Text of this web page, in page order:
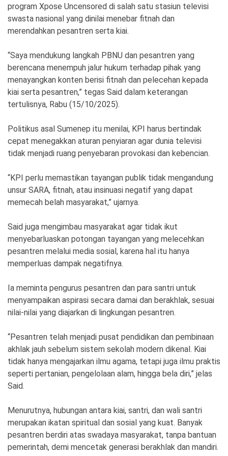
©
2026
News
Indonesia
Right
Reserve
program Xpose Uncensored di salah satu stasiun televisi
swasta nasional yang dinilai menebar fitnah dan
merendahkan pesantren serta kiai.
“Saya mendukung langkah PBNU dan pesantren yang
berencana menempuh jalur hukum terhadap pihak yang
menayangkan konten berisi fitnah dan pelecehan kepada
kiai serta pesantren,” tegas Said dalam keterangan
tertulisnya, Rabu (15/10/2025).
Politikus asal Sumenep itu menilai, KPI harus bertindak
cepat menegakkan aturan penyiaran agar dunia televisi
tidak menjadi ruang penyebaran provokasi dan kebencian.
“KPI perlu memastikan tayangan publik tidak mengandung
unsur SARA, fitnah, atau insinuasi negatif yang dapat
memecah belah masyarakat,” ujarnya.
Said juga mengimbau masyarakat agar tidak ikut
menyebarluaskan potongan tayangan yang melecehkan
pesantren melalui media sosial, karena hal itu hanya
memperluas dampak negatifnya.
Ia meminta pengurus pesantren dan para santri untuk
menyampaikan aspirasi secara damai dan berakhlak, sesuai
nilai-nilai yang diajarkan di lingkungan pesantren.
“Pesantren telah menjadi pusat pendidikan dan pembinaan
akhlak jauh sebelum sistem sekolah modern dikenal. Kiai
tidak hanya mengajarkan ilmu agama, tetapi juga ilmu praktis
seperti pertanian, pengelolaan alam, hingga bela diri,” jelas
Said.
Menurutnya, hubungan antara kiai, santri, dan wali santri
merupakan ikatan spiritual dan sosial yang kuat. Banyak
pesantren berdiri atas swadaya masyarakat, tanpa bantuan
pemerintah, demi mencetak generasi berakhlak dan mandiri.